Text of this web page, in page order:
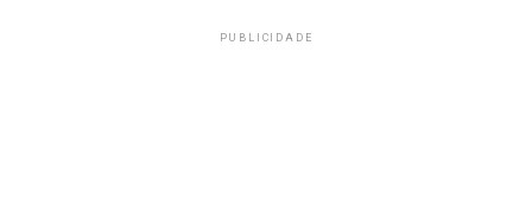
PUBLICIDADE